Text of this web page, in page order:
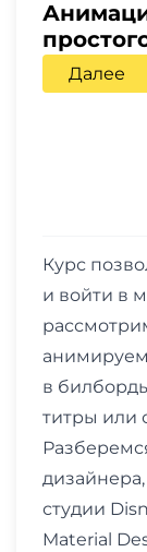
Далее
Курс
и войти в
в
титры или
студии
Material